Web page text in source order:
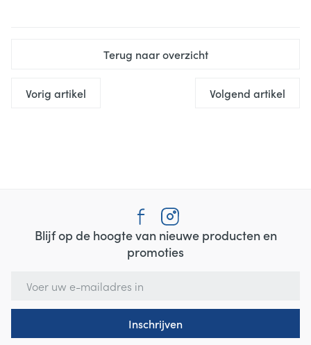
Terug naar overzicht
Vorig artikel Volgend artikel
Blijf op de hoogte van nieuwe producten en
promoties
Inschrijven